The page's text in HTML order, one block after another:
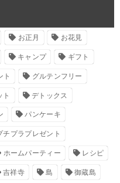
お正月 お花見
キャンプ ギフト
ト グルテンフリー
ト デトックス
パンケーキ
チプラプレゼント
ホームパーティー レシピ
吉祥寺 島 御蔵島